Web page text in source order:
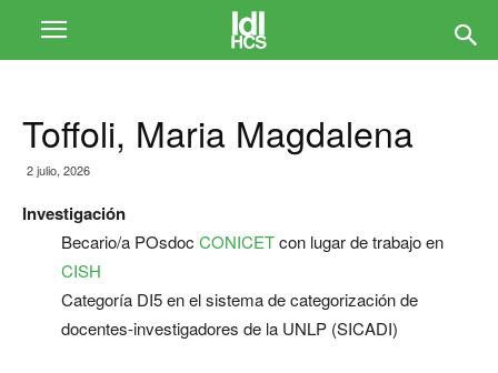
Toffoli, Maria Magdalena
2 julio, 2026
Investigación
Becario/a POsdoc CONICETcon lugar de trabajo en
CISH
Categoría DI5 en el sistema de categorización de
docentes-investigadores de la UNLP (SICADI)